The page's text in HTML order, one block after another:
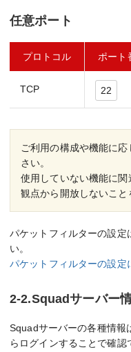
任意ポート
プロトコル ポート
TCP 22
ご利用の構成や機能に
さい。
使用していない機能に
観点から開放しないこと
パケットフィルターの設定
い。
パケットフィルターの設定
2-2.Squadサーバー
Squadサーバーの各種情報
らログインすることで確認